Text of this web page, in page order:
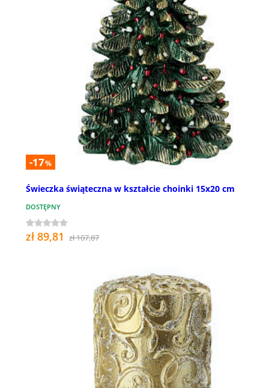
-17%
Świeczka świąteczna w kształcie choinki 15x20 cm
DOSTĘPNY
zł 89,81 zł 107,87